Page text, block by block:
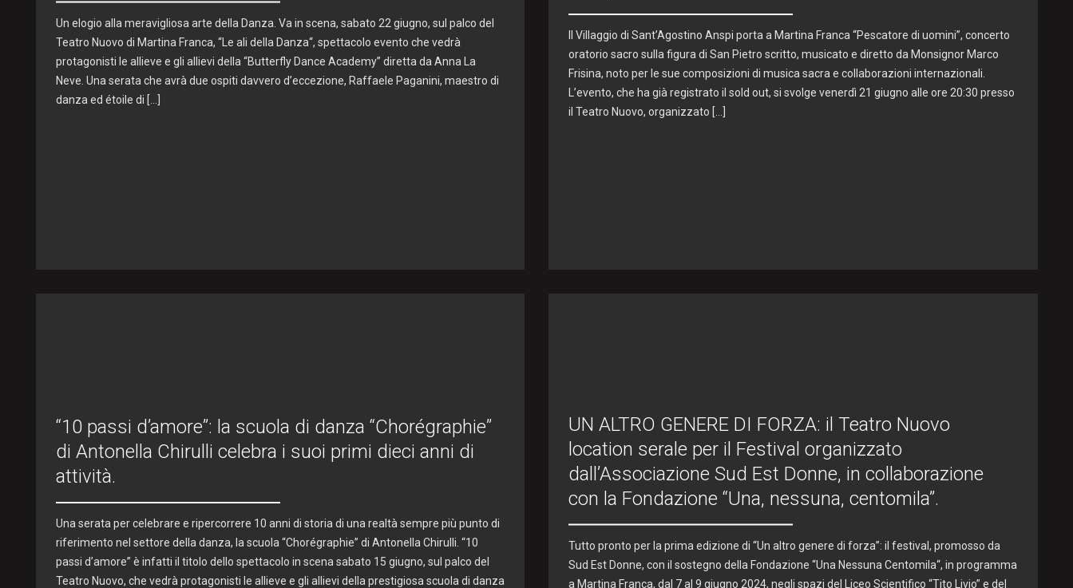
Un elogio alla meravigliosa arte della Danza. Va in scena, sabato 22 giugno, sul palco del
Teatro Nuovo di Martina Franca, “Le ali della Danza“, spettacolo evento che vedrà
protagonisti le allieve e gli allievi della “Butterfly Dance Academy” diretta da Anna La
Neve. Una serata che avrà due ospiti davvero d’eccezione, Raffaele Paganini, maestro di
danza ed étoile di […]
Il Villaggio di Sant’Agostino Anspi porta a Martina Franca “Pescatore di uomini”, concerto
oratorio sacro sulla figura di San Pietro scritto, musicato e diretto da Monsignor Marco
Frisina, noto per le sue composizioni di musica sacra e collaborazioni internazionali.
L’evento, che ha già registrato il sold out, si svolge venerdì 21 giugno alle ore 20:30 presso
il Teatro Nuovo, organizzato […]
“10 passi d’amore”: la scuola di danza “Chorégraphie”
di Antonella Chirulli celebra i suoi primi dieci anni di
attività.
Una serata per celebrare e ripercorrere 10 anni di storia di una realtà sempre più punto di
riferimento nel settore della danza, la scuola “Chorégraphie” di Antonella Chirulli. “10
passi d’amore” è infatti il titolo dello spettacolo in scena sabato 15 giugno, sul palco del
Teatro Nuovo, che vedrà protagonisti le allieve e gli allievi della prestigiosa scuola di danza
UN ALTRO GENERE DI FORZA: il Teatro Nuovo
location serale per il Festival organizzato
dall’Associazione Sud Est Donne, in collaborazione
con la Fondazione “Una, nessuna, centomila”.
Tutto pronto per la prima edizione di “Un altro genere di forza”: il festival, promosso da
Sud Est Donne, con il sostegno della Fondazione “Una Nessuna Centomila“, in programma
a Martina Franca, dal 7 al 9 giugno 2024, negli spazi del Liceo Scientifico “Tito Livio” e del